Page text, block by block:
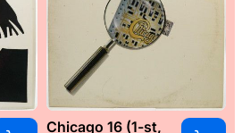
Chicago 16 (1-st,